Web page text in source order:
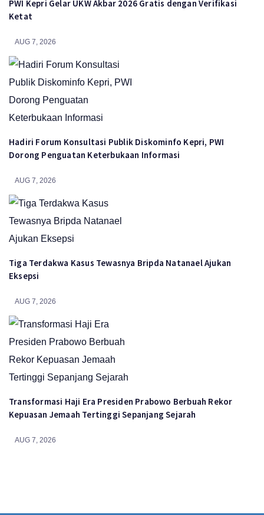
PWI Kepri Gelar UKW Akbar 2026 Gratis dengan Verifikasi
Ketat
AUG 7, 2026
Hadiri Forum Konsultasi Publik Diskominfo Kepri, PWI
Dorong Penguatan Keterbukaan Informasi
AUG 7, 2026
Tiga Terdakwa Kasus Tewasnya Bripda Natanael Ajukan
Eksepsi
AUG 7, 2026
Transformasi Haji Era Presiden Prabowo Berbuah Rekor
Kepuasan Jemaah Tertinggi Sepanjang Sejarah
AUG 7, 2026